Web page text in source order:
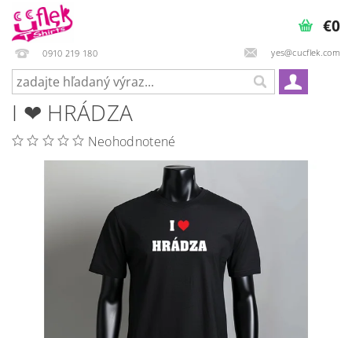
0910 219 180 yes@cucflek.com
€0
I ❤ HRÁDZA
Neohodnotené